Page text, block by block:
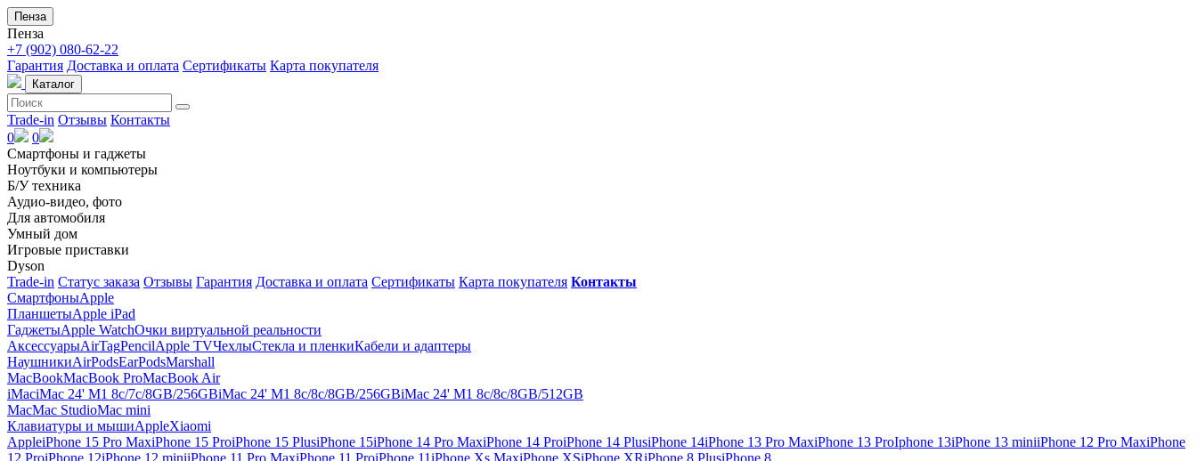
Пенза
Пенза
+7 (902) 080-62-22
Гарантия Доставка и оплата Сертификаты Карта покупателя
Каталог
Trade-in Отзывы Контакты
0
0
Смартфоны и гаджеты
Ноутбуки и компьютеры
Б/У техника
Аудио-видео, фото
Для автомобиля
Умный дом
Игровые приставки
Dyson
Trade-in Статус заказа Отзывы Гарантия Доставка и оплата Сертификаты Карта покупателя Контакты
СмартфоныApple
ПланшетыApple iPad
ГаджетыApple WatchОчки виртуальной реальности
АксессуарыAirTagPencilApple TVЧехлыСтекла и пленкиКабели и адаптеры
НаушникиAirPodsEarPodsMarshall
MacBookMacBook ProMacBook Air
iMaciMac 24' M1 8c/7c/8GB/256GBiMac 24' M1 8c/8c/8GB/256GBiMac 24' M1 8c/8c/8GB/512GB
MacMac StudioMac mini
Клавиатуры и мышиAppleXiaomi
AppleiPhone 15 Pro MaxiPhone 15 ProiPhone 15 PlusiPhone 15iPhone 14 Pro MaxiPhone 14 ProiPhone 14 PlusiPhone 14iPhone 13 Pro MaxiPhone 13 ProIphone 13iPhone 13 miniiPhone 12 Pro MaxiPhone
12 ProiPhone 12iPhone 12 miniiPhone 11 Pro MaxiPhone 11 ProiPhone 11iPhone Xs MaxiPhone XSiPhone XRiPhone 8 PlusiPhone 8